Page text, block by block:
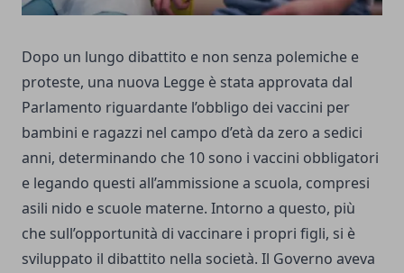
Dopo un lungo dibattito e non senza polemiche e
proteste, una nuova Legge è stata approvata dal
Parlamento riguardante l’obbligo dei vaccini per
bambini e ragazzi nel campo d’età da zero a sedici
anni, determinando che 10 sono i vaccini obbligatori
e legando questi all’ammissione a scuola, compresi
asili nido e scuole materne. Intorno a questo, più
che sull’opportunità di vaccinare i propri figli, si è
sviluppato il dibattito nella società. Il Governo aveva